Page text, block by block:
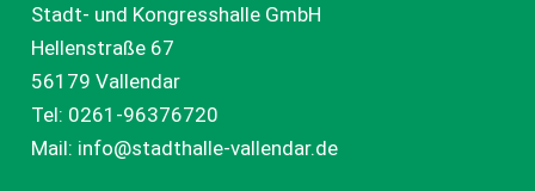
Stadt- und Kongresshalle GmbH
Hellenstraße 67
56179 Vallendar
Tel: 0261-96376720
Mail: info@stadthalle-vallendar.de